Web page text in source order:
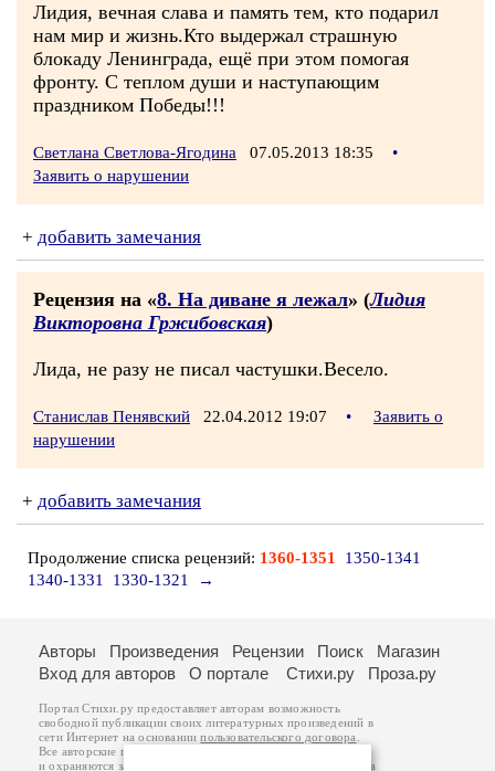
Лидия, вечная слава и память тем, кто подарил
нам мир и жизнь.Кто выдержал страшную
блокаду Ленинграда, ещё при этом помогая
фронту. С теплом души и наступающим
праздником Победы!!!
Светлана Светлова-Ягодина 07.05.2013 18:35
•
Заявить о нарушении
+ добавить замечания
Рецензия на «8. На диване я лежал» (Лидия
Викторовна Гржибовская)
Лида, не разу не писал частушки.Весело.
Станислав Пенявский 22.04.2012 19:07 •
Заявить о
нарушении
+ добавить замечания
Продолжение списка рецензий: 1360-1351
1350-1341
1340-1331
1330-1321 →
Авторы Произведения Рецензии Поиск
Магазин
Вход для авторов
О портале Стихи.ру Проза.ру
Портал Стихи.ру предоставляет авторам возможность
свободной публикации своих литературных произведений в
сети Интернет на основаниипользовательского договора
Все авторские права на произведения принадлежат авторам
и охраняются законом . Перепечатка произведений возможна